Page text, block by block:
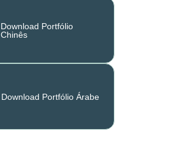
Download Portfólio
Chinês
Download Portfólio Árabe